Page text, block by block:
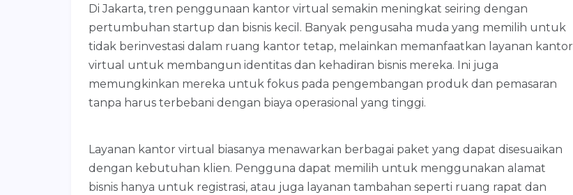
Di Jakarta, tren penggunaan kantor virtual semakin meningkat seiring dengan
pertumbuhan startup dan bisnis kecil. Banyak pengusaha muda yang memilih untuk
tidak berinvestasi dalam ruang kantor tetap, melainkan memanfaatkan layanan kantor
virtual untuk membangun identitas dan kehadiran bisnis mereka. Ini juga
memungkinkan mereka untuk fokus pada pengembangan produk dan pemasaran
tanpa harus terbebani dengan biaya operasional yang tinggi.
Layanan kantor virtual biasanya menawarkan berbagai paket yang dapat disesuaikan
dengan kebutuhan klien. Pengguna dapat memilih untuk menggunakan alamat
bisnis hanya untuk registrasi, atau juga layanan tambahan seperti ruang rapat dan